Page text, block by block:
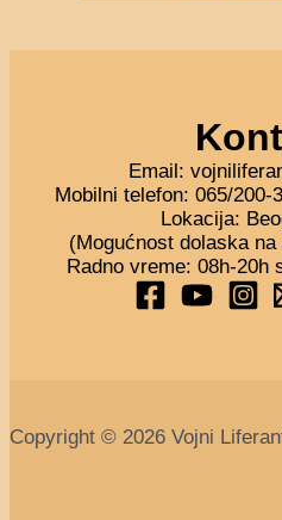
Email:
Mobilni telefon: 065/200-
Lokacija:
(Mogućnost dolaska
Radno vreme: 08h-20h
Copyright © 2026 Vojni